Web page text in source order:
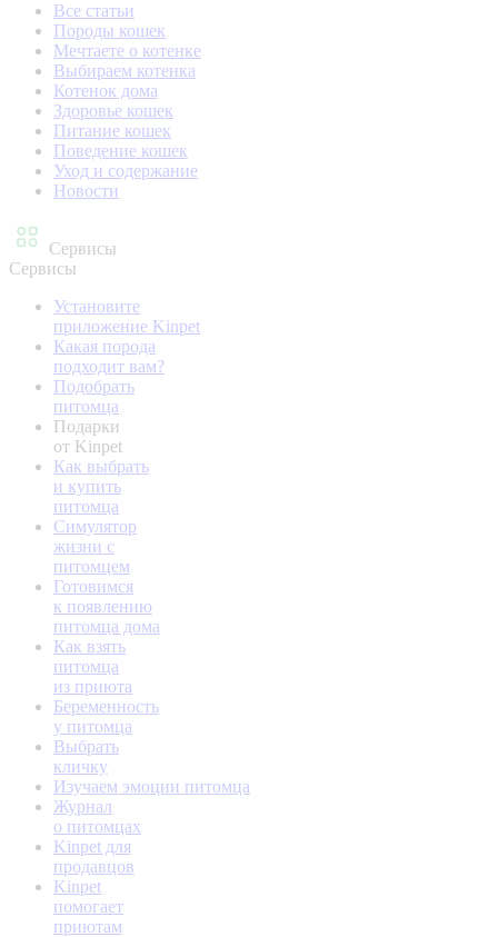
Все статьи
Породы кошек
Мечтаете о котенке
Выбираем котенка
Котенок дома
Здоровье кошек
Питание кошек
Поведение кошек
Уход и содержание
Новости
Сервисы
Сервисы
Установите
приложение Kinpet
Какая порода
подходит вам?
Подобрать
питомца
Подарки
от Kinpet
Как выбрать
и купить
питомца
Симулятор
жизни с
питомцем
Готовимся
к появлению
питомца дома
Как взять
питомца
из приюта
Беременность
у питомца
Выбрать
кличку
Изучаем эмоции питомца
Журнал
о питомцах
Kinpet для
продавцов
Kinpet
помогает
приютам